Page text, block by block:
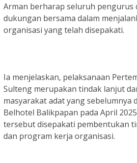
Arman berharap seluruh pengurus
dukungan bersama dalam
organisasi yang telah disepakati.
Ia menjelaskan, pelaksanaan
Sulteng merupakan tindak lanjut
masyarakat adat yang sebelumnya
Belhotel Balikpapan pada April
tersebut disepakati pembentukan
dan program kerja organisasi.